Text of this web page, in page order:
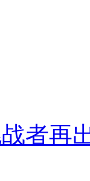
者再